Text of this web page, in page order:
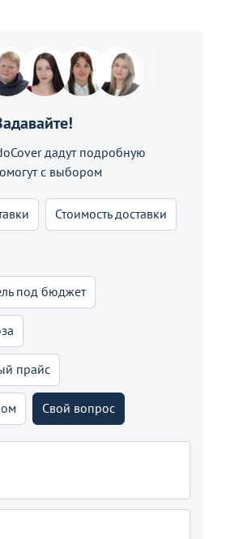
дадут подробную
с выбором
Стоимость доставки
под бюджет
прайс
Свой вопрос